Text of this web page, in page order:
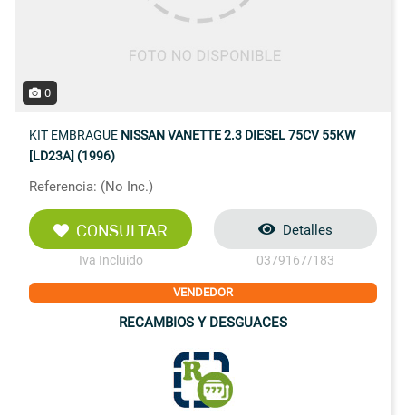
0
KIT EMBRAGUE NISSAN VANETTE 2.3 DIESEL 75CV 55KW
[LD23A] (1996)
Referencia: (No Inc.)
CONSULTAR
Iva Incluido
Detalles
0379167/183
VENDEDOR
RECAMBIOS Y DESGUACES